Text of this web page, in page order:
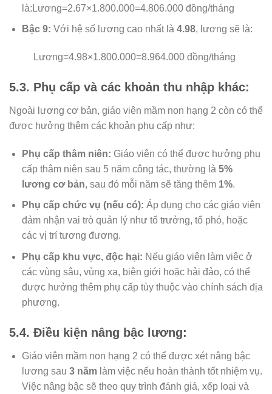
là:Lương=2.67×1.800.000=4.806.000 đồng/tháng
Bậc 9: Với hệ số lương cao nhất là 4.98, lương sẽ là:
Lương=4.98×1.800.000=8.964.000 đồng/tháng
5.3. Phụ cấp và các khoản thu nhập khác:
Ngoài lương cơ bản, giáo viên mầm non hạng 2 còn có thể
được hưởng thêm các khoản phụ cấp như:
Phụ cấp thâm niên: Giáo viên có thể được hưởng phụ
cấp thâm niên sau 5 năm công tác, thường là 5%
lương cơ bản, sau đó mỗi năm sẽ tăng thêm 1%.
Phụ cấp chức vụ (nếu có): Áp dụng cho các giáo viên
đảm nhận vai trò quản lý như tổ trưởng, tổ phó, hoặc
các vị trí tương đương.
Phụ cấp khu vực, độc hại: Nếu giáo viên làm việc ở
các vùng sâu, vùng xa, biên giới hoặc hải đảo, có thể
được hưởng thêm phụ cấp tùy thuộc vào chính sách địa
phương.
5.4. Điều kiện nâng bậc lương:
Giáo viên mầm non hạng 2 có thể được xét nâng bậc
lương sau 3 nămlàm việc nếu hoàn thành tốt nhiệm vụ.
Việc nâng bậc sẽ theo quy trình đánh giá, xếp loại và